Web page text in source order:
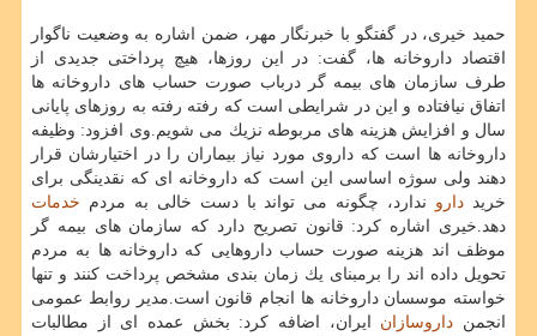
حمید خیری، در گفتگو با خبرنگار مهر، ضمن اشاره به وضعیت ناگوار
اقتصاد داروخانه ها، گفت: در این روزها، هیچ پرداختی جدیدی از
طرف سازمان های بیمه گر درباب صورت حساب های داروخانه ها
اتفاق نیافتاده و این در شرایطی است كه رفته رفته به روزهای پایانی
سال و افزایش هزینه های مربوطه نزیك می شویم.وی افزود: وظیفه
داروخانه ها است كه داروی مورد نیاز بیماران را در اختیارشان قرار
دهند ولی سوژه اساسی این است كه داروخانه ای كه نقدینگی برای
خرید دارو ندارد، چگونه می تواند با دست خالی به مردم خدمات
دهد.خیری اشاره كرد: قانون تصریح دارد كه سازمان های بیمه گر
موظف اند هزینه صورت حساب داروهایی كه داروخانه ها به مردم
تحویل داده اند را برمبنای یك زمان بندی مشخص پرداخت كنند و تنها
خواسته موسسان داروخانه ها انجام قانون است.مدیر روابط عمومی
انجمن داروسازان ایران، اضافه كرد: بخش عمده ای از مطالبات